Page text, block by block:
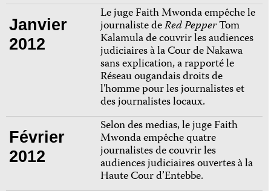
Janvier
2012
Le juge Faith Mwonda empêche le
journaliste deRed PepperTom
Kalamula de couvrir les audiences
judiciaires à la Cour de Nakawa
sans explication, a rapporté le
Réseau ougandais droits de
l'homme pour les journalistes et
des journalistes locaux.
Février
2012
Selon des medias, le juge Faith
Mwonda empêche quatre
journalistes de couvrir les
audiences judiciaires ouvertes à la
Haute Cour d’Entebbe.